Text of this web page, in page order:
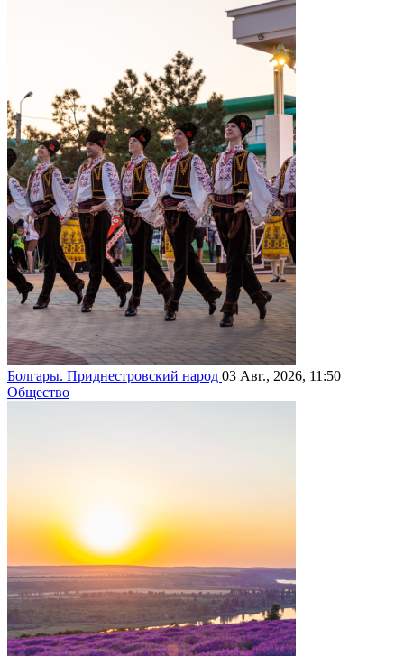
Болгары. Приднестровский народ 03 Авг., 2026, 11:50
Общество